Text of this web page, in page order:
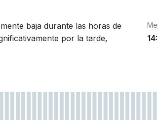
baja durante las horas de
por la tarde,